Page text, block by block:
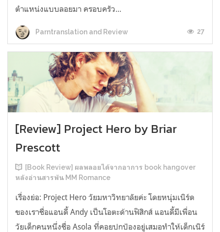
ตำแหน่งแบบลอยมา ครอบครัว...
Parntranslation and Review 27
[Review] Project Hero by Briar
Prescott
[Book Review] ผลพลอยได้จากอาการ book hangover
หลังอ่านสารพัน MM Romance
เรื่องย่อ: Project Hero วัยมหาวิทยาลัยค่ะ โดยหนุ่มเนิร์ด
ของเราชื่อแอนดี้ Andy เป็นโอตะด้านฟิสิกส์ แอนดี้มีเพื่อน
วัยเด็กคนหนึ่งชื่อ Asola ที่คอยปกป้องอยู่เสมอทำให้เด็กเนิร์